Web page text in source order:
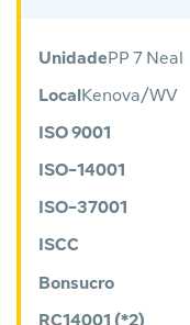
Unidade PP 7 Neal
Local Kenova/WV
ISO 9001
ISO-14001
ISO-37001
ISCC
Bonsucro
RC14001 (*2)